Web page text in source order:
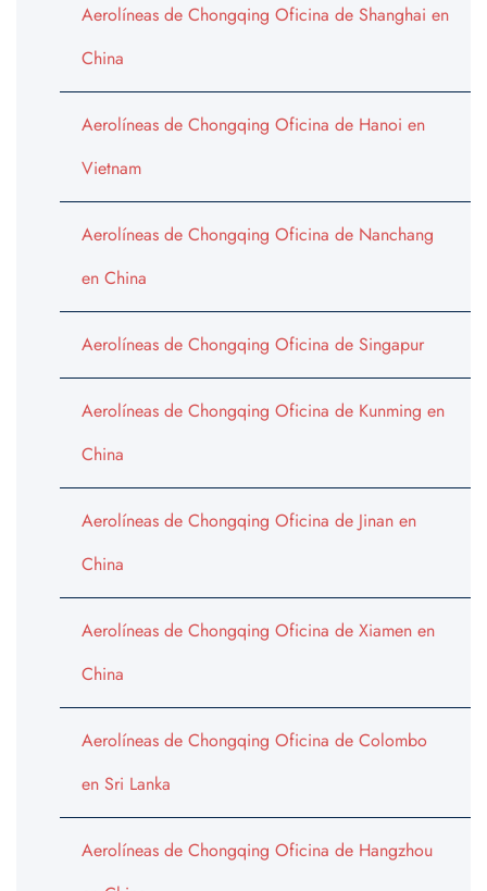
Aerolíneas de Chongqing Oficina de Shanghai en
China
Aerolíneas de Chongqing Oficina de Hanoi en
Vietnam
Aerolíneas de Chongqing Oficina de Nanchang
en China
Aerolíneas de Chongqing Oficina de Singapur
Aerolíneas de Chongqing Oficina de Kunming en
China
Aerolíneas de Chongqing Oficina de Jinan en
China
Aerolíneas de Chongqing Oficina de Xiamen en
China
Aerolíneas de Chongqing Oficina de Colombo
en Sri Lanka
Aerolíneas de Chongqing Oficina de Hangzhou